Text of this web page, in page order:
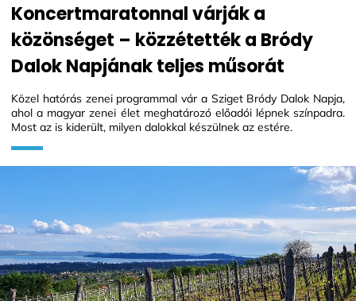
Koncertmaratonnal várják a
közönséget – közzétették a Bródy
Dalok Napjának teljes műsorát
Közel hatórás zenei programmal vár a Sziget Bródy Dalok Napja,
ahol a magyar zenei élet meghatározó előadói lépnek színpadra.
Most az is kiderült, milyen dalokkal készülnek az estére.